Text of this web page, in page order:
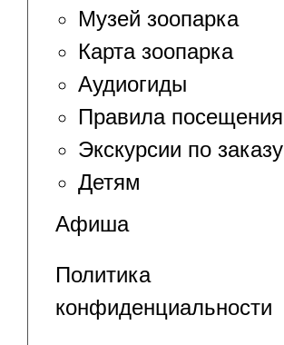
Музей зоопарка
Карта зоопарка
Аудиогиды
Правила посещения
Экскурсии по заказу
Детям
Афиша
Политика
конфиденциальности